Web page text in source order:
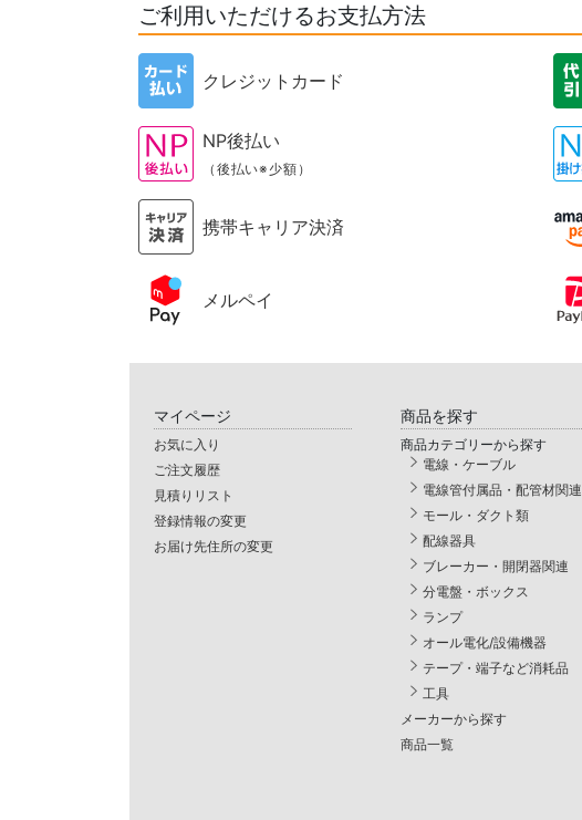
ご利用いただけるお支払方法
クレジットカード
NP後払い
（後払い※少額）
携帯キャリア決済
メルペイ
マイページ
お気に入り
ご注文履歴
見積りリスト
登録情報の変更
お届け先住所の変更
商品を探す
商品カテゴリーから探す
電線・ケーブル
電線管付属品・配管材関連
モール・ダクト類
配線器具
ブレーカー・開閉器関連
分電盤・ボックス
ランプ
オール電化/設備機器
テープ・端子など消耗品
工具
メーカーから探す
商品一覧